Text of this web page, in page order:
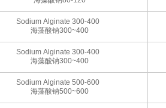
Sodium Alginate 300-400
海藻酸钠300~400
Sodium Alginate 300-400
海藻酸钠300~400
Sodium Alginate 500-600
海藻酸钠500~600